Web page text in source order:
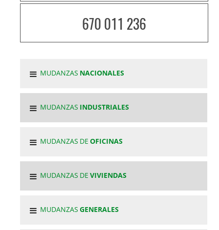
670 011 236
MUDANZAS NACIONALES
MUDANZAS INDUSTRIALES
MUDANZAS DEOFICINAS
MUDANZAS DEVIVIENDAS
MUDANZASGENERALES